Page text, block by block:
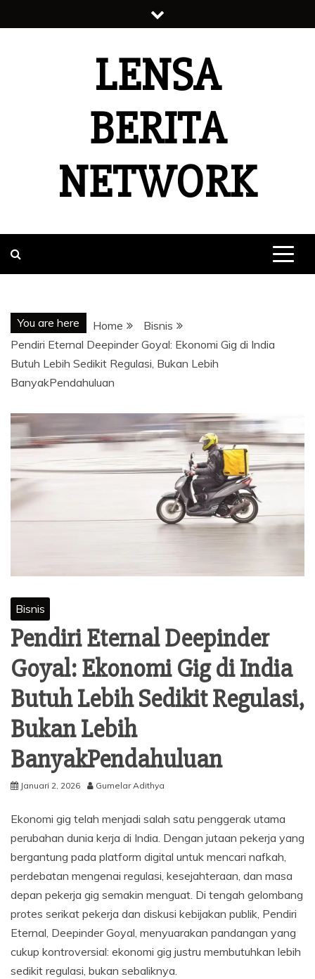
to
LENSA
BERITA
NETWORK
You are here Home
Bisnis
Pendiri Eternal Deepinder Goyal: Ekonomi Gig di India
Butuh Lebih Sedikit Regulasi, Bukan Lebih
BanyakPendahuluan
Bisnis
Pendiri Eternal Deepinder
Goyal: Ekonomi Gig di India
Butuh Lebih Sedikit Regulasi,
Bukan Lebih
BanyakPendahuluan
Januari 2, 2026 Gumelar Adithya
Ekonomi gig telah menjadi salah satu penggerak utama
perubahan dunia kerja di India. Dengan jutaan pekerja yang
bergantung pada platform digital untuk mencari nafkah,
perdebatan mengenai regulasi, kesejahteraan, dan masa
depan pekerja gig semakin menguat. Di tengah gelombang
protes serikat pekerja dan diskusi kebijakan publik, Pendiri
Eternal, Deepinder Goyal, menyuarakan pandangan yang
cukup kontroversial: ekonomi gig justru membutuhkan lebih
sedikit regulasi, bukan sebaliknya.